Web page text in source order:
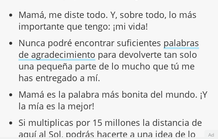
Mamá, me diste todo. Y, sobre todo, lo más
importante que tengo: ¡mi vida!
Nunca podré encontrar suficientes palabras
de agradecimiento para devolverte tan solo
una pequeña parte de lo mucho que tú me
has entregado a mí.
Mamá es la palabra más bonita del mundo. ¡Y
la mía es la mejor!
Si multiplicas por 15 millones la distancia de
aquí al Sol, podrás hacerte a una idea de lo
Ad